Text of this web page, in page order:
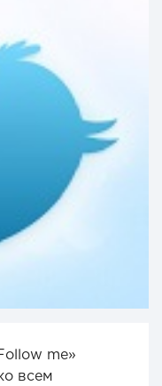
me»
всем